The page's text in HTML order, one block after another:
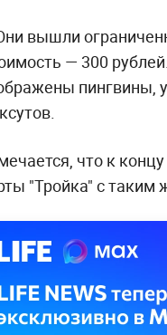
вышли
— 300
пингвины,
что к
"Тройка" с